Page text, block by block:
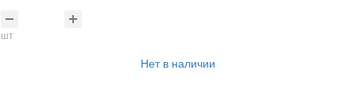
шт
Нет в наличии